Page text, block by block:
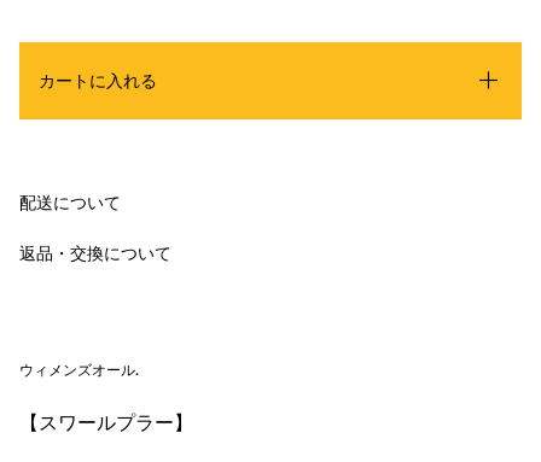
カートに入れる
配送について
返品・交換について
ウィメンズオール.
【スワールプラー】